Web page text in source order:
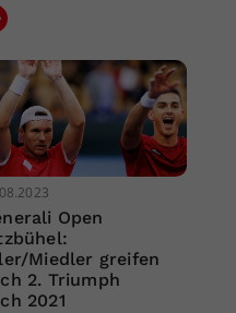
Open
Miedler greifen
2. Triumph
2021